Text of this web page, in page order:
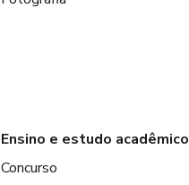
Ensino e estudo acadêmico
Concurso